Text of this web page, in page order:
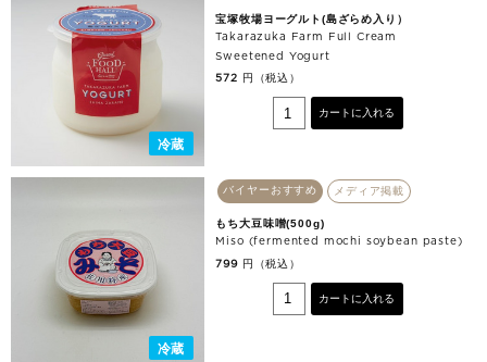
冷蔵
宝塚牧場ヨーグルト(島ざらめ入り）
Takarazuka Farm Full Cream
Sweetened Yogurt
572 円（税込）
カートに入れる
冷蔵
バイヤーおすすめ メディア掲載
もち大豆味噌(500g)
Miso (fermented mochi soybean paste)
799 円（税込）
カートに入れる